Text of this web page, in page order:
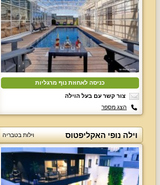
כניסה לאחוזת נוף מרגליות
צור קשר עם בעל הוילה
הצג מספר
וילה נופי האקליפטוס וילות בטבריה